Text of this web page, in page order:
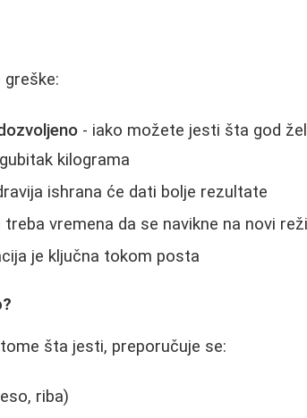
- iako možete jesti šta god
kilograma
ishrana će dati bolje rezultate
vremena da se navikne na novi
je ključna tokom posta
šta jesti, preporučuje se:
riba)